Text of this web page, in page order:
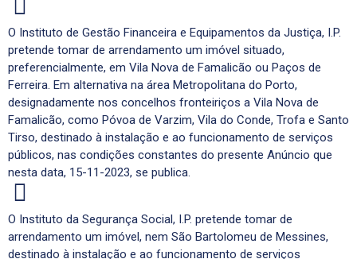
O Instituto de Gestão Financeira e Equipamentos da Justiça, I.P.
pretende tomar de arrendamento um imóvel situado,
preferencialmente, em Vila Nova de Famalicão ou Paços de
Ferreira. Em alternativa na área Metropolitana do Porto,
designadamente nos concelhos fronteiriços a Vila Nova de
Famalicão, como Póvoa de Varzim, Vila do Conde, Trofa e Santo
Tirso, destinado à instalação e ao funcionamento de serviços
públicos, nas condições constantes do presente Anúncio que
nesta data, 15-11-2023, se publica.
O Instituto da Segurança Social, I.P. pretende tomar de
arrendamento um imóvel, nem São Bartolomeu de Messines,
destinado à instalação e ao funcionamento de serviços